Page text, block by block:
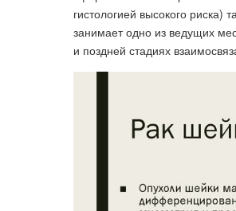
гистологией высокого
занимает одно из ведущих
и поздней стадиях